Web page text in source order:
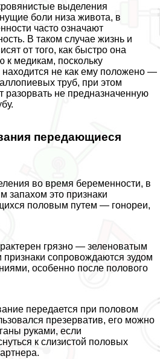
выделения
боли низа живота, в
часто означают
В таком случае жизнь и
от того, как быстро она
к медикам, поскольку
не как ему положено —
труб, при этом
разорвать не предназначенную
передающиеся
во время беременности, в
запахом это признаки
пoлoвым путем — гонореи,
грязно — зеленоватым
сопровождаются зудом
особенно после пoлoвoго
передается при пoлoвoм
презерватив, его можно
руками, если
к слизистой пoлoвых